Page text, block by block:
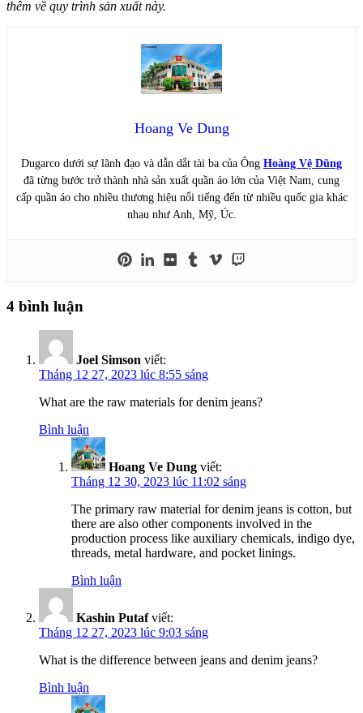
thêm về quy trình sản xuất này.
Hoang Ve Dung
Dugarco dưới sự lãnh đạo và dẫn dắt tài ba của Ông Hoàng Vệ Dũng
đã từng bước trở thành nhà sản xuất quần áo lớn của Việt Nam, cung
cấp quần áo cho nhiều thương hiệu nổi tiếng đến từ nhiều quốc gia khác
nhau như Anh, Mỹ, Úc.
4 bình luận
Joel Simson viết:
Tháng 12 27, 2023 lúc 8:55 sáng
What are the raw materials for denim jeans?
Bình luận
Hoang Ve Dung viết:
Tháng 12 30, 2023 lúc 11:02 sáng
The primary raw material for denim jeans is cotton, but
there are also other components involved in the
production process like auxiliary chemicals, indigo dye,
threads, metal hardware, and pocket linings.
Bình luận
Kashin Putaf viết:
Tháng 12 27, 2023 lúc 9:03 sáng
What is the difference between jeans and denim jeans?
Bình luận